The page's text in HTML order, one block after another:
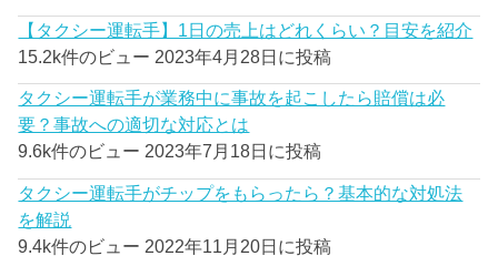
【タクシー運転手】1日の売上はどれくらい？目安を紹介
15.2k件のビュー 2023年4月28日に投稿
タクシー運転手が業務中に事故を起こしたら賠償は必
要？事故への適切な対応とは
9.6k件のビュー 2023年7月18日に投稿
タクシー運転手がチップをもらったら？基本的な対処法
を解説
9.4k件のビュー 2022年11月20日に投稿